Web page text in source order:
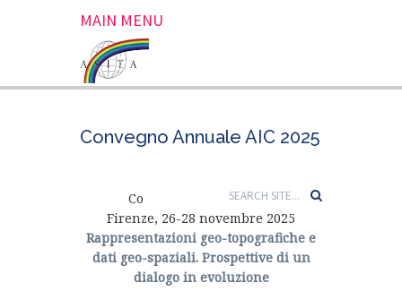
MAIN MENU
Convegno Annuale AIC 2025
Convegno Annuale AIC
Firenze, 26-28 novembre 2025
Rappresentazioni geo-topografiche e
dati geo-spaziali. Prospettive di un
dialogo in evoluzione